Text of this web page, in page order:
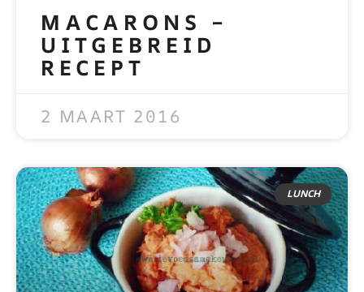
MACARONS –
UITGEBREID
RECEPT
2 MAART 2016
LUNCH